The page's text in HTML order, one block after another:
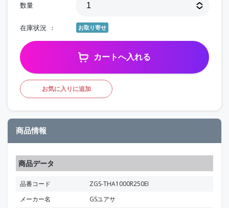
数量
在庫状況 お取り寄せ
カートへ入れる
お気に入りに追加
商品情報
商品データ
品番コード
ZGS-THA1000R250EI
メーカー名
GSユアサ